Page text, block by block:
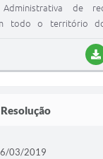
de
todo o território
de natureza
Resolução
03/2019